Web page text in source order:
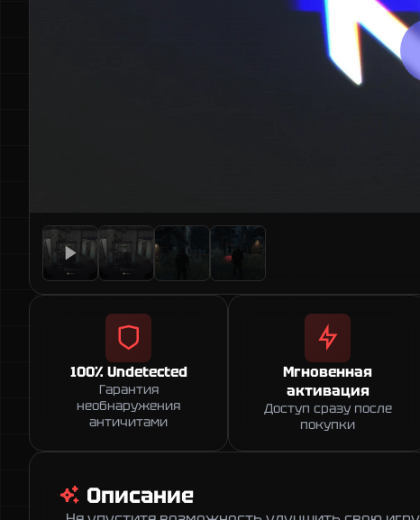
100% Undetected
Гарантия
необнаружения
античитами
Мгновенная
активация
Доступ сразу после
покупки
Описание